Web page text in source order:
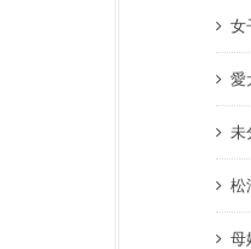
女
愛
未
松
母